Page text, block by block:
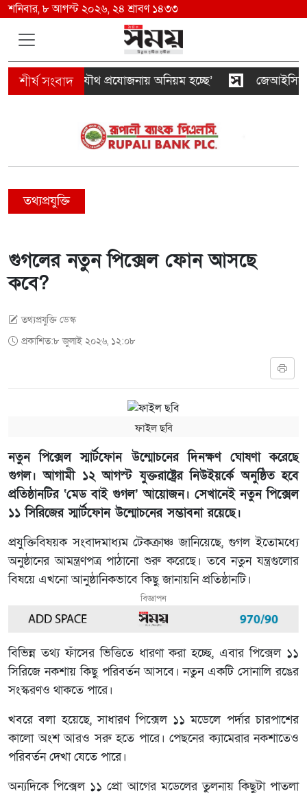
শনিবার, ৮ আগস্ট ২০২৬, ২৪ শ্রাবণ ১৪৩৩
মালিকদের যৌথ প্রযোজনায় অনিয়ম হচ্ছে’ জেআইসিতে
তথ্যপ্রযুক্তি
গুগলের নতুন পিক্সেল ফোন আসছে
কবে?
তথ্যপ্রযুক্তি ডেস্ক
প্রকাশিত:৮ জুলাই ২০২৬, ১২:০৮
ফাইল ছবি
নতুন পিক্সেল স্মার্টফোন উন্মোচনের দিনক্ষণ ঘোষণা করেছে
গুগল। আগামী ১২ আগস্ট যুক্তরাষ্ট্রের নিউইয়র্কে অনুষ্ঠিত হবে
প্রতিষ্ঠানটির ‘মেড বাই গুগল’ আয়োজন। সেখানেই নতুন পিক্সেল
১১ সিরিজের স্মার্টফোন উন্মোচনের সম্ভাবনা রয়েছে।
প্রযুক্তিবিষয়ক সংবাদমাধ্যম টেকক্রাঞ্চ জানিয়েছে, গুগল ইতোমধ্যে
অনুষ্ঠানের আমন্ত্রণপত্র পাঠানো শুরু করেছে। তবে নতুন যন্ত্রগুলোর
বিষয়ে এখনো আনুষ্ঠানিকভাবে কিছু জানায়নি প্রতিষ্ঠানটি।
বিজ্ঞাপন
বিভিন্ন তথ্য ফাঁসের ভিত্তিতে ধারণা করা হচ্ছে, এবার পিক্সেল ১১
সিরিজে নকশায় কিছু পরিবর্তন আসবে। নতুন একটি সোনালি রঙের
সংস্করণও থাকতে পারে।
খবরে বলা হয়েছে, সাধারণ পিক্সেল ১১ মডেলে পর্দার চারপাশের
কালো অংশ আরও সরু হতে পারে। পেছনের ক্যামেরার নকশাতেও
পরিবর্তন দেখা যেতে পারে।
অন্যদিকে পিক্সেল ১১ প্রো আগের মডেলের তুলনায় কিছুটা পাতলা